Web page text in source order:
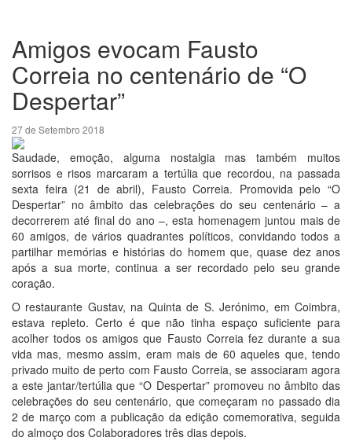
Amigos evocam Fausto
Correia no centenário de “O
Despertar”
27 de Setembro 2018
Saudade, emoção, alguma nostalgia mas também muitos
sorrisos e risos marcaram a tertúlia que recordou, na passada
sexta feira (21 de abril), Fausto Correia. Promovida pelo “O
Despertar” no âmbito das celebrações do seu centenário – a
decorrerem até final do ano –, esta homenagem juntou mais de
60 amigos, de vários quadrantes políticos, convidando todos a
partilhar memórias e histórias do homem que, quase dez anos
após a sua morte, continua a ser recordado pelo seu grande
coração.
O restaurante Gustav, na Quinta de S. Jerónimo, em Coimbra,
estava repleto. Certo é que não tinha espaço suficiente para
acolher todos os amigos que Fausto Correia fez durante a sua
vida mas, mesmo assim, eram mais de 60 aqueles que, tendo
privado muito de perto com Fausto Correia, se associaram agora
a este jantar/tertúlia que “O Despertar” promoveu no âmbito das
celebrações do seu centenário, que começaram no passado dia
2 de março com a publicação da edição comemorativa, seguida
do almoço dos Colaboradores três dias depois.